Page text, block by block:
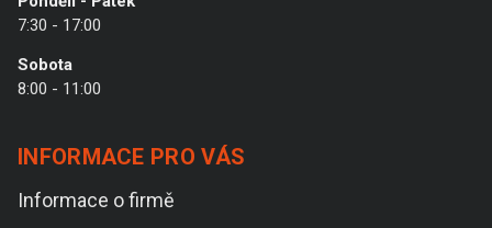
7:30 - 17:00
Sobota
8:00 - 11:00
INFORMACE PRO VÁS
Informace o firmě